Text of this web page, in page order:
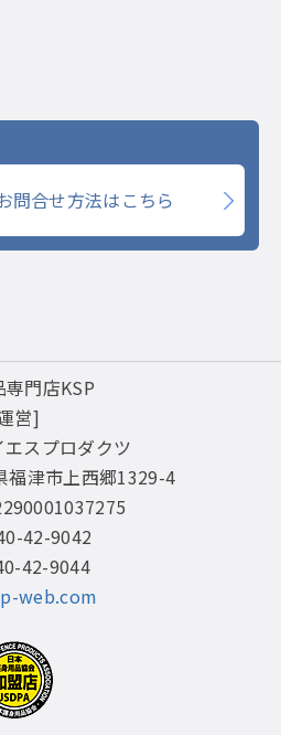
問合せ方法はこちら
門店KSP
営]
スプロダクツ
福津市上西郷1329-4
42-9042
42-9044
web.com